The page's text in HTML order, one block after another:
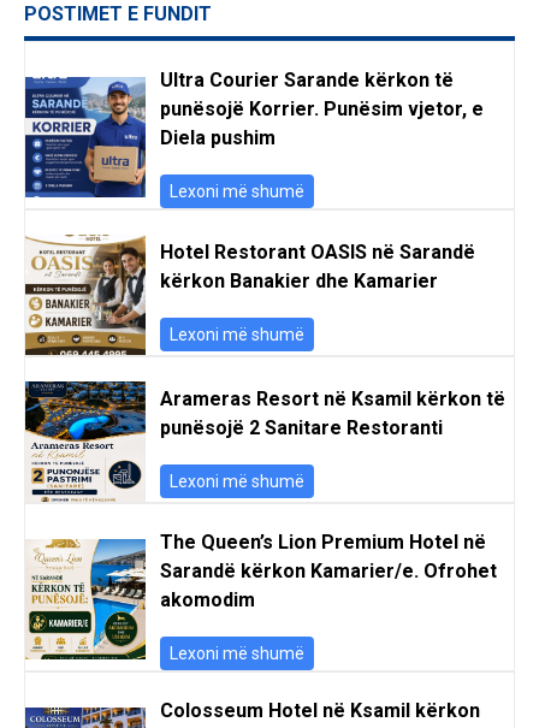
POSTIMET E FUNDIT
Ultra Courier Sarande kërkon të
punësojë Korrier. Punësim vjetor, e
Diela pushim
Lexoni më shumë
Hotel Restorant OASIS në Sarandë
kërkon Banakier dhe Kamarier
Lexoni më shumë
Arameras Resort në Ksamil kërkon të
punësojë 2 Sanitare Restoranti
Lexoni më shumë
The Queen’s Lion Premium Hotel në
Sarandë kërkon Kamarier/e. Ofrohet
akomodim
Lexoni më shumë
Colosseum Hotel në Ksamil kërkon